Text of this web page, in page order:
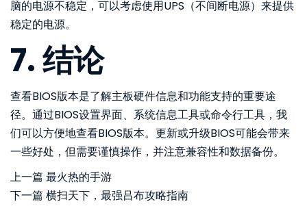
脑的电源不稳定，可以考虑使用UPS（不间断电源）来提供
稳定的电源。
7. 结论
查看BIOS版本是了解主板硬件信息和功能支持的重要途
径。通过BIOS设置界面、系统信息工具或命令行工具，我
们可以方便地查看BIOS版本。更新或升级BIOS可能会带来
一些好处，但需要谨慎操作，并注意兼容性和数据备份。
上一篇 最火热的手游
下一篇 横扫天下，最强吕布攻略指南